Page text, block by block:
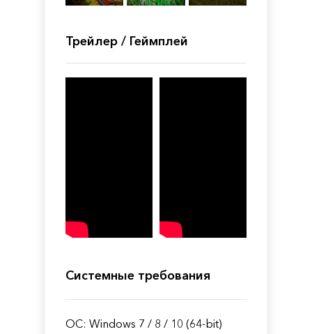
Трейлер / Геймплей
Системные требования
ОС: Windows 7 / 8 / 10 (64-bit)